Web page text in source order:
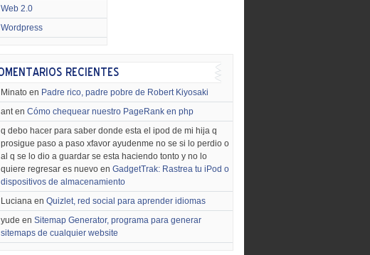
Web 2.0
Wordpress
Minato en Padre rico, padre pobre de Robert Kiyosaki
ant en Cómo chequear nuestro PageRank en php
q debo hacer para saber donde esta el ipod de mi hija q
prosigue paso a paso xfavor ayudenme no se si lo perdio o
al q se lo dio a guardar se esta haciendo tonto y no lo
quiere regresar es nuevo en GadgetTrak: Rastrea tu iPod o
dispositivos de almacenamiento
Luciana en Quizlet, red social para aprender idiomas
yude en Sitemap Generator, programa para generar
sitemaps de cualquier website